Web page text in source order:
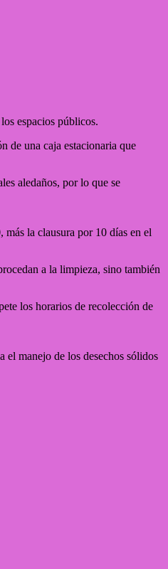
espacios públicos.
de una caja estacionaria que
aledaños, por lo que se
la clausura por 10 días en el
a la limpieza, sino también
los horarios de recolección de
manejo de los desechos sólidos